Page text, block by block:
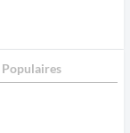
Populaires